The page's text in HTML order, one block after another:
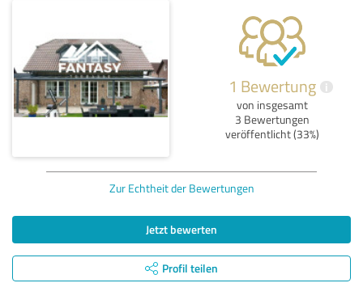
1 Bewertung i
von insgesamt
3 Bewertungen
veröffentlicht (33%)
Zur Echtheit der Bewertungen
Jetzt bewerten
Profil teilen